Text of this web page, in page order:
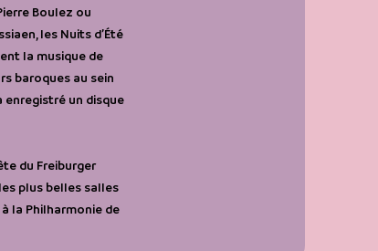
Boulez ou
les Nuits d’Été
la musique de
baroques au sein
enregistré un disque
du Freiburger
plus belles salles
la Philharmonie de